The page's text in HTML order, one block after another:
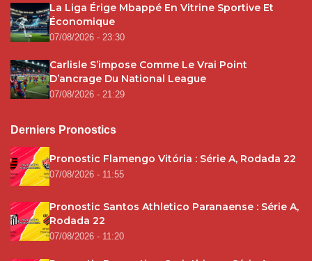
La Liga Érige Mbappé En Vitrine Sportive Et
Économique
07/08/2026 - 23:30
Carlisle S’impose Comme Le Vrai Point
D’ancrage Du National League
07/08/2026 - 21:29
Derniers Pronostics
Pronostic Flamengo Vitória : Série A, Rodada 22
07/08/2026 - 11:55
Pronostic Santos Athletico Paranaense : Série A,
Rodada 22
07/08/2026 - 11:20